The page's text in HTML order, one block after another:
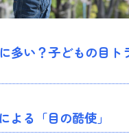
多い？子どもの目ト
よる「目の酷使」